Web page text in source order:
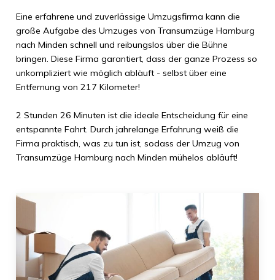
Eine erfahrene und zuverlässige Umzugsfirma kann die
große Aufgabe des Umzuges von Transumzüge Hamburg
nach Minden schnell und reibungslos über die Bühne
bringen. Diese Firma garantiert, dass der ganze Prozess so
unkompliziert wie möglich abläuft - selbst über eine
Entfernung von 217 Kilometer!
2 Stunden 26 Minuten ist die ideale Entscheidung für eine
entspannte Fahrt. Durch jahrelange Erfahrung weiß die
Firma praktisch, was zu tun ist, sodass der Umzug von
Transumzüge Hamburg nach Minden mühelos abläuft!